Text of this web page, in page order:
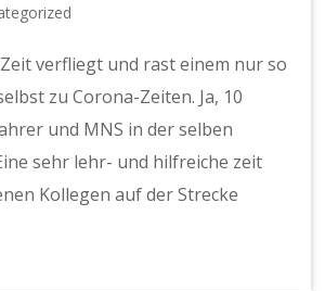
verfliegt und rast einem nur so
zu Corona-Zeiten. Ja, 10
und MNS in der selben
sehr lehr- und hilfreiche zeit
Kollegen auf der Strecke